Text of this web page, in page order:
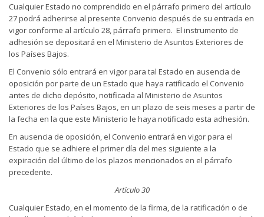
Cualquier Estado no comprendido en el párrafo primero del artículo
27 podrá adherirse al presente Convenio después de su entrada en
vigor conforme al artículo 28, párrafo primero. El instrumento de
adhesión se depositará en el Ministerio de Asuntos Exteriores de
los Países Bajos.
El Convenio sólo entrará en vigor para tal Estado en ausencia de
oposición por parte de un Estado que haya ratificado el Convenio
antes de dicho depósito, notificada al Ministerio de Asuntos
Exteriores de los Países Bajos, en un plazo de seis meses a partir de
la fecha en la que este Ministerio le haya notificado esta adhesión.
En ausencia de oposición, el Convenio entrará en vigor para el
Estado que se adhiere el primer día del mes siguiente a la
expiración del último de los plazos mencionados en el párrafo
precedente.
Artículo 30
Cualquier Estado, en el momento de la firma, de la ratificación o de